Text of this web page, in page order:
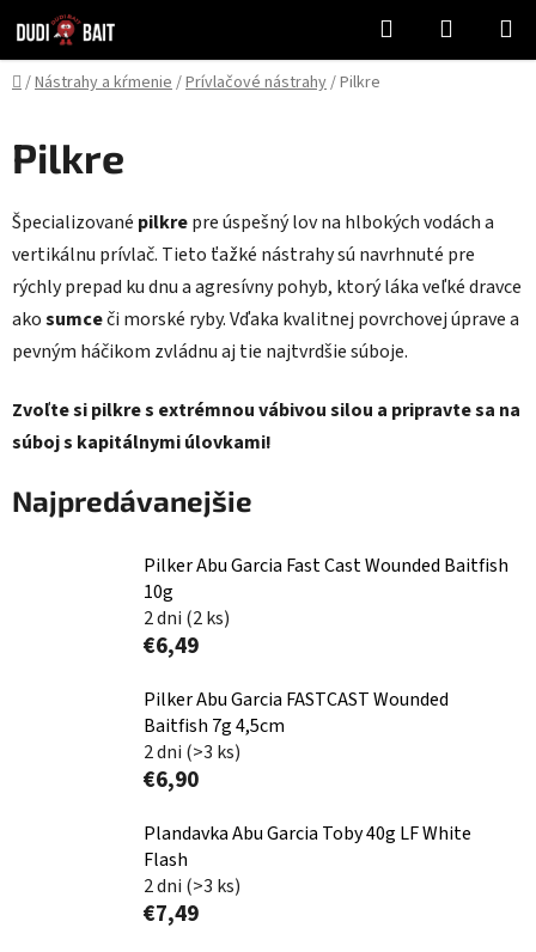
na
obsah
Hľadať
KOŠÍK
Domov
/Nástrahy a kŕmenie/Prívlačové nástrahy/Pilkre
Pilkre
Špecializované pilkrepre úspešný lov na hlbokých vodách a
vertikálnu prívlač. Tieto ťažké nástrahy sú navrhnuté pre
rýchly prepad ku dnu a agresívny pohyb, ktorý láka veľké dravce
akosumceči morské ryby. Vďaka kvalitnej povrchovej úprave a
pevným háčikom zvládnu aj tie najtvrdšie súboje.
Zvoľte si pilkre s extrémnou vábivou silou a pripravte sa na
súboj s kapitálnymi úlovkami!
Najpredávanejšie
Pilker Abu Garcia Fast Cast Wounded Baitfish
10g
2 dni (2 ks)
€6,49
Pilker Abu Garcia FASTCAST Wounded
Baitfish 7g 4,5cm
2 dni (>3 ks)
€6,90
Plandavka Abu Garcia Toby 40g LF White
Flash
2 dni (>3 ks)
€7,49